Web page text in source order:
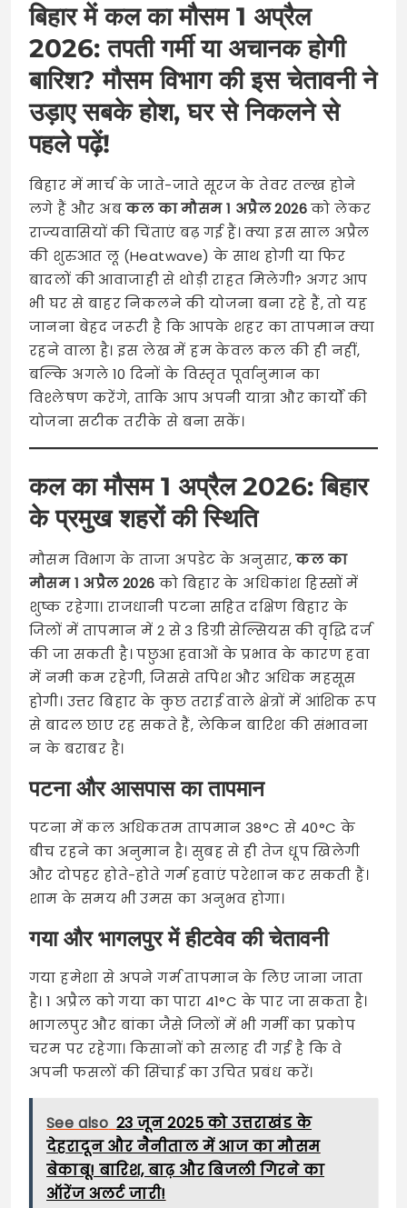
बिहार में कल का मौसम 1 अप्रैल
2026: तपती गर्मी या अचानक होगी
बारिश? मौसम विभाग की इस चेतावनी ने
उड़ाए सबके होश, घर से निकलने से
पहले पढ़ें!
बिहार में मार्च के जाते-जाते सूरज के तेवर तल्ख होने
लगे हैं और अबकल का मौसम 1 अप्रैल 2026को लेकर
राज्यवासियों की चिंताएं बढ़ गई हैं। क्या इस साल अप्रैल
की शुरुआत लू (Heatwave) के साथ होगी या फिर
बादलों की आवाजाही से थोड़ी राहत मिलेगी? अगर आप
भी घर से बाहर निकलने की योजना बना रहे हैं, तो यह
जानना बेहद जरूरी है कि आपके शहर का तापमान क्या
रहने वाला है। इस लेख में हम केवल कल की ही नहीं,
बल्कि अगले 10 दिनों के विस्तृत पूर्वानुमान का
विश्लेषण करेंगे, ताकि आप अपनी यात्रा और कार्यों की
योजना सटीक तरीके से बना सकें।
कल का मौसम 1 अप्रैल 2026: बिहार
के प्रमुख शहरों की स्थिति
मौसम विभाग के ताजा अपडेट के अनुसार,कल का
मौसम 1 अप्रैल 2026 को बिहार के अधिकांश हिस्सों में
शुष्क रहेगा। राजधानी पटना सहित दक्षिण बिहार के
जिलों में तापमान में 2 से 3 डिग्री सेल्सियस की वृद्धि दर्ज
की जा सकती है। पछुआ हवाओं के प्रभाव के कारण हवा
में नमी कम रहेगी, जिससे तपिश और अधिक महसूस
होगी। उत्तर बिहार के कुछ तराई वाले क्षेत्रों में आंशिक रूप
से बादल छाए रह सकते हैं, लेकिन बारिश की संभावना
न के बराबर है।
पटना और आसपास का तापमान
पटना में कल अधिकतम तापमान 38°C से 40°C के
बीच रहने का अनुमान है। सुबह से ही तेज धूप खिलेगी
और दोपहर होते-होते गर्म हवाएं परेशान कर सकती हैं।
शाम के समय भी उमस का अनुभव होगा।
गया और भागलपुर में हीटवेव की चेतावनी
गया हमेशा से अपने गर्म तापमान के लिए जाना जाता
है। 1 अप्रैल को गया का पारा 41°C के पार जा सकता है।
भागलपुर और बांका जैसे जिलों में भी गर्मी का प्रकोप
चरम पर रहेगा। किसानों को सलाह दी गई है कि वे
अपनी फसलों की सिंचाई का उचित प्रबंध करें।
See also 23 जून 2025 को उत्तराखंड के
देहरादून और नैनीताल में आज का मौसम
बेकाबू! बारिश, बाढ़ और बिजली गिरने का
ऑरेंज अलर्ट जारी!